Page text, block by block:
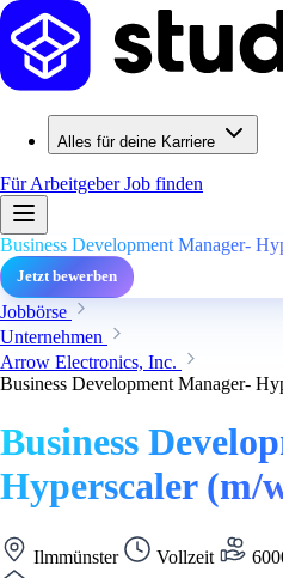
Alles für deine Karriere
Für ArbeitgeberJob finden
Business Development Manager-
Jetzt bewerben
Jobbörse
Unternehmen
Arrow Electronics, Inc.
Business Development Manager-
Business
Hyperscaler (m/
Ilmmünster Vollzeit